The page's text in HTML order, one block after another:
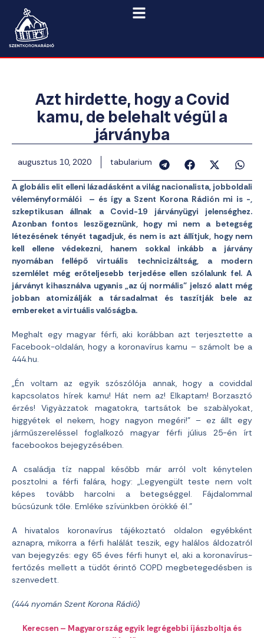
Azt hirdette, hogy a Covid
kamu, de belehalt végül a
járványba
augusztus 10, 2020 tabularium
A globális elit elleni lázadásként a világ nacionalista, jobboldali
véleményformálói – és így a Szent Korona Rádión mi is -,
szkeptikusan állnak a Covid-19 járványügyi jelenséghez.
Azonban fontos leszögeznünk, hogy mi nem a betegség
létezésének tényét tagadjuk, és nem is azt állítjuk, hogy nem
kell ellene védekezni, hanem sokkal inkább a járvány
nyomában fellépő virtuális technicizáltság, a modern
szemlélet még erőteljesebb terjedése ellen szólalunk fel. A
járványt kihasználva ugyanis „az új normális” jelszó alatt még
jobban atomizálják a társadalmat és taszítják bele az
embereket a virtuális valóságba.
Meghalt egy magyar férfi, aki korábban azt terjesztette a
Facebook-oldalán, hogy a koronavírus kamu – számolt be a
444.hu.
„Én voltam az egyik szószólója annak, hogy a coviddal
kapcsolatos hírek kamu! Hát nem az! Elkaptam! Borzasztó
érzés! Vigyàzzatok magatokra, tartsátok be szabàlyokat,
higgyétek el nekem, hogy nagyon megéri!” – ez állt egy
járműszereléssel foglalkozó magyar férfi július 25-én írt
facebookos bejegyzésében.
A családja tíz nappal később már arról volt kénytelen
posztolni a férfi falára, hogy: „Legyengült teste nem volt
képes tovább harcolni a betegséggel. Fájdalommal
búcsúzunk tőle. Emléke szívünkben örökké él.”
A hivatalos koronavírus tájékoztató oldalon egyébként
aznapra, mikorra a férfi halálát teszik, egy halálos áldozatról
van bejegyzés: egy 65 éves férfi hunyt el, aki a koronavírus-
fertőzés mellett a tüdőt érintő COPD megbetegedésben is
szenvedett.
(444 nyomán Szent Korona Rádió)
Kerecsen – Magyarország egyik legrégebbi íjászboltja és